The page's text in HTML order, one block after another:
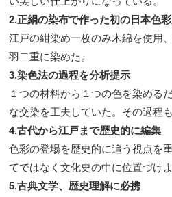
2.正絹の染布で作った初の日本色
江戸の紺染め一枚のみ木綿を使用
羽二重に染めた。
3.染色法の過程を分析提示
１つの材料から１つの色を染める
な交染を工夫していた。その過程
4.古代から江戸まで歴史的に編集
色彩の登場を歴史的に追う視点を
てではなく文化史の中に位置づけ
5.古典文学、歴史理解に必携